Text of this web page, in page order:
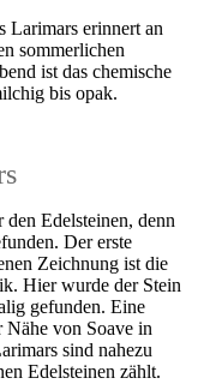
Larimars erinnert an
sommerlichen
ist das chemische
bis opak.
Edelsteinen, denn
Der erste
Zeichnung ist die
Hier wurde der Stein
gefunden. Eine
Nähe von Soave in
sind nahezu
Edelsteinen zählt.